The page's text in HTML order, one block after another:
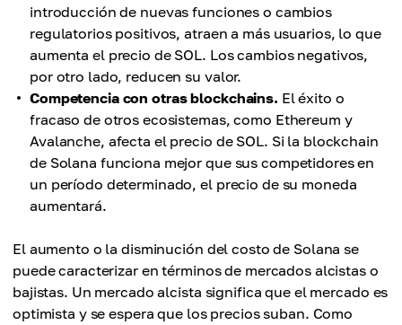
introducción de nuevas funciones o cambios
regulatorios positivos, atraen a más usuarios, lo que
aumenta el precio de SOL. Los cambios negativos,
por otro lado, reducen su valor.
Competencia con otras blockchains. El éxito o
fracaso de otros ecosistemas, como Ethereum y
Avalanche, afecta el precio de SOL. Si la blockchain
de Solana funciona mejor que sus competidores en
un período determinado, el precio de su moneda
aumentará.
El aumento o la disminución del costo de Solana se
puede caracterizar en términos de mercados alcistas o
bajistas. Un mercado alcista significa que el mercado es
optimista y se espera que los precios suban. Como